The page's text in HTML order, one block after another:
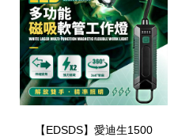
【EDSDS】愛迪生1500